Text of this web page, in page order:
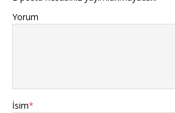
Yorum
İsim*